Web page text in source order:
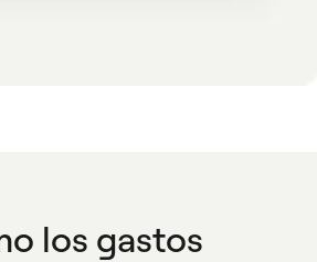
los gastos